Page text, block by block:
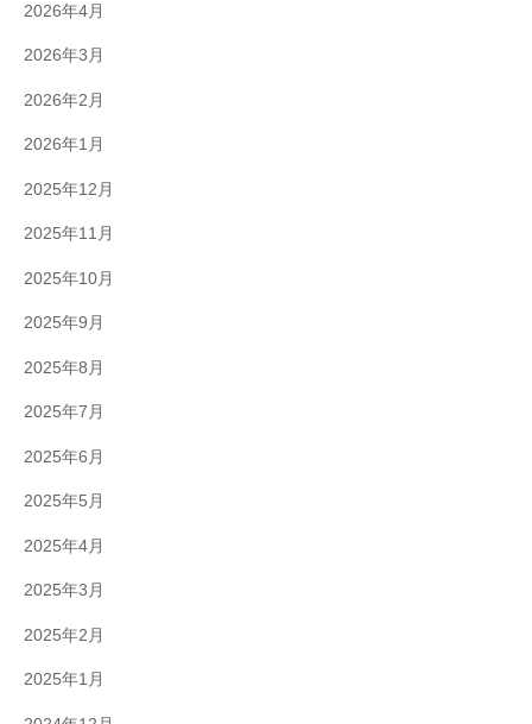
2026年4月
2026年3月
2026年2月
2026年1月
2025年12月
2025年11月
2025年10月
2025年9月
2025年8月
2025年7月
2025年6月
2025年5月
2025年4月
2025年3月
2025年2月
2025年1月